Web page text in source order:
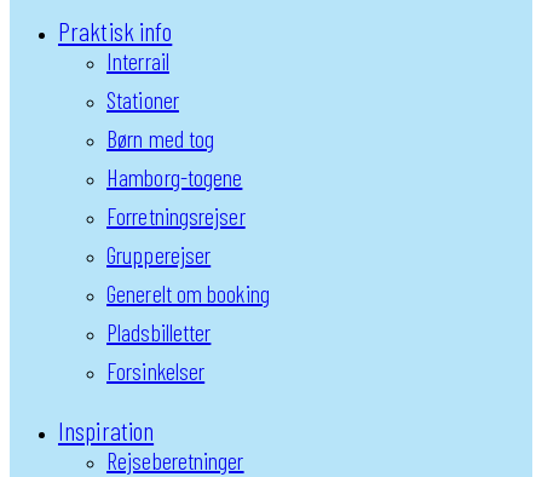
Praktisk info
Interrail
Stationer
Børn med tog
Hamborg-togene
Forretningsrejser
Grupperejser
Generelt om booking
Pladsbilletter
Forsinkelser
Inspiration
Rejseberetninger